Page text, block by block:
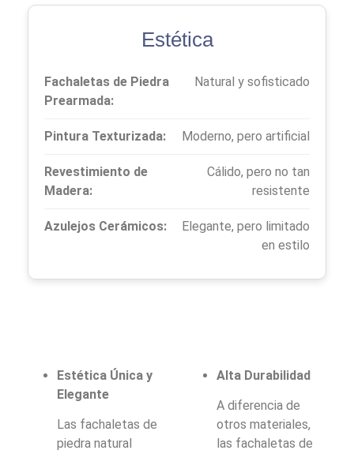
Estética
Fachaletas de Piedra
Prearmada:
Natural y sofisticado
Pintura Texturizada: Moderno, pero artificial
Revestimiento de
Madera:
Cálido, pero no tan
resistente
Azulejos Cerámicos:
Elegante, pero limitado
en estilo
Estética Única y
Elegante
Las fachaletas de
piedra natural
Alta Durabilidad
A diferencia de
otros materiales,
las fachaletas de